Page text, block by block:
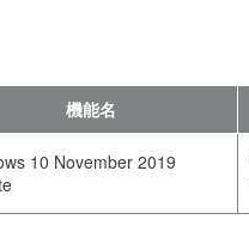
機能名
10 November 2019